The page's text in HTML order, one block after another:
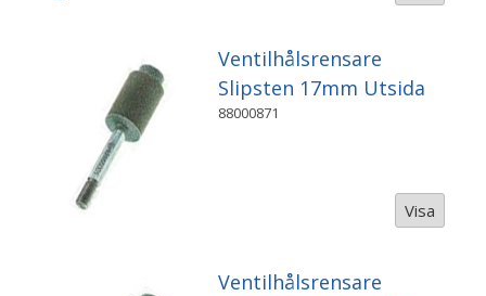
Ventilhålsrensare
Slipsten 17mm Utsida
88000871
Visa
Ventilhålsrensare